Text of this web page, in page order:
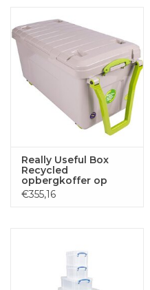
Really Useful Box
Recycled
opbergkoffer op
wieltjes 160 l, grijs
€355,16